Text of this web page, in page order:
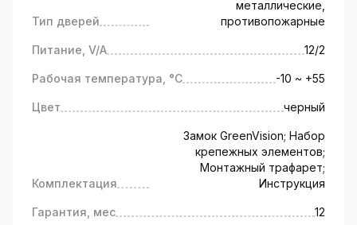
Тип покрытия - анодированный алюминий,
Сила удержания - 280 кг,
металлические, противопожарные,
Питание - 12V/2A,
Цвет - черный.
Тип дверей
металлические,
противопожарные
Питание, V/A 12/2
Рабочая температура, °C -10 ~ +55
Цвет черный
Комплектация
Замок GreenVision; Набор
крепежных элементов;
Монтажный трафарет;
Инструкция
Гарантия, мес
12